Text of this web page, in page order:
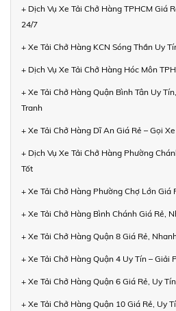
+ Dịch Vụ Xe Tải Chở Hàng TPHCM Giá
24/7
+ Xe Tải Chở Hàng KCN Sóng Thần Uy
+ Dịch Vụ Xe Tải Chở Hàng Hóc Môn
+ Xe Tải Chở Hàng Quận Bình Tân Uy
Tranh
+ Xe Tải Chở Hàng Dĩ An Giá Rẻ – Gọi
+ Dịch Vụ Xe Tải Chở Hàng Phường
Tốt
+ Xe Tải Chở Hàng Phường Chợ Lớn Giá
+ Xe Tải Chở Hàng Bình Chánh Giá Rẻ,
+ Xe Tải Chở Hàng Quận 8 Giá Rẻ,
+ Xe Tải Chở Hàng Quận 4 Uy Tín – Giải
+ Xe Tải Chở Hàng Quận 6 Giá Rẻ, Uy
+ Xe Tải Chở Hàng Quận 10 Giá Rẻ, Uy